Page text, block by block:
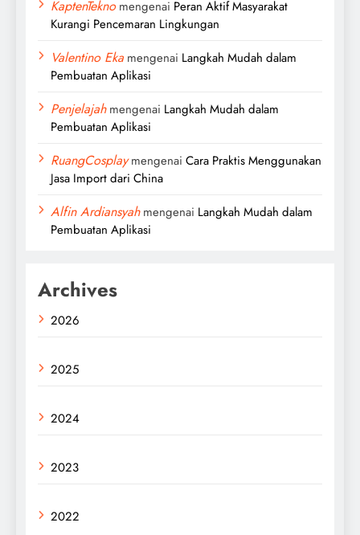
KaptenTeknomengenai Peran Aktif Masyarakat
Kurangi Pencemaran Lingkungan
Valentino Eka mengenai Langkah Mudah dalam
Pembuatan Aplikasi
Penjelajahmengenai Langkah Mudah dalam
Pembuatan Aplikasi
RuangCosplaymengenai Cara Praktis Menggunakan
Jasa Import dari China
Alfin Ardiansyahmengenai Langkah Mudah dalam
Pembuatan Aplikasi
Archives
2026
2025
2024
2023
2022